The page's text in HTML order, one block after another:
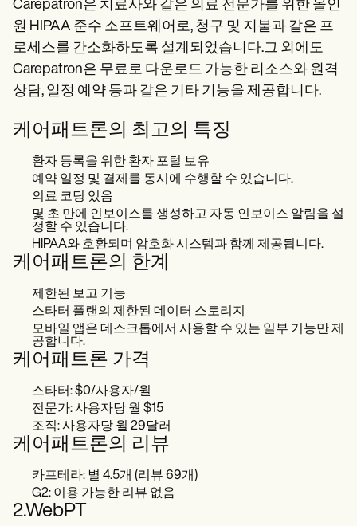
Carepatron은 치료사와 같은 의료 전문가를 위한 올인
원 HIPAA 준수 소프트웨어로, 청구 및 지불과 같은 프
로세스를 간소화하도록 설계되었습니다.그 외에도
Carepatron은 무료로 다운로드 가능한 리소스와 원격
상담, 일정 예약 등과 같은 기타 기능을 제공합니다.
케어패트론의 최고의 특징
환자 등록을 위한 환자 포털 보유
예약 일정 및 결제를 동시에 수행할 수 있습니다.
의료 코딩 있음
몇 초 만에 인보이스를 생성하고 자동 인보이스 알림을 설
정할 수 있습니다.
HIPAA와 호환되며 암호화 시스템과 함께 제공됩니다.
케어패트론의 한계
제한된 보고 기능
스타터 플랜의 제한된 데이터 스토리지
모바일 앱은 데스크톱에서 사용할 수 있는 일부 기능만 제
공합니다.
케어패트론 가격
스타터: $0/사용자/월
전문가: 사용자당 월 $15
조직: 사용자당 월 29달러
케어패트론의 리뷰
카프테라: 별 4.5개 (리뷰 69개)
G2: 이용 가능한 리뷰 없음
2.WebPT